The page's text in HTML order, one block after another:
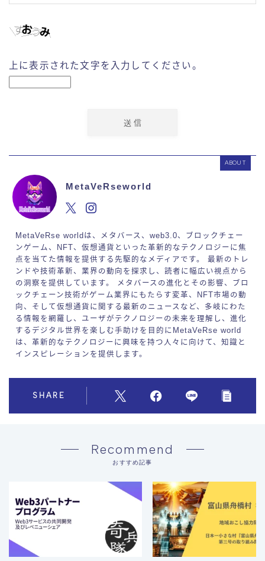
上に表示された文字を入力してください。
ABOUT
MetaVeRseworld
MetaVeRse worldは、メタバース、web3.0、ブロックチェー
ンゲーム、NFT、仮想通貨といった革新的なテクノロジーに焦
点を当てた情報を提供する先駆的なメディアです。 最新のトレ
ンドや技術革新、業界の動向を探求し、読者に幅広い視点から
の洞察を提供しています。 メタバースの進化とその影響、ブロ
ックチェーン技術がゲーム業界にもたらす変革、NFT市場の動
向、そして仮想通貨に関する最新のニュースなど、多岐にわた
る情報を網羅し、ユーザがテクノロジーの未来を理解し、進化
するデジタル世界を楽しむ手助けを目的にMetaVeRse world
は、革新的なテクノロジーに興味を持つ人々に向けて、知識と
インスピレーションを提供します。
SHARE
Recommend
おすすめ記事